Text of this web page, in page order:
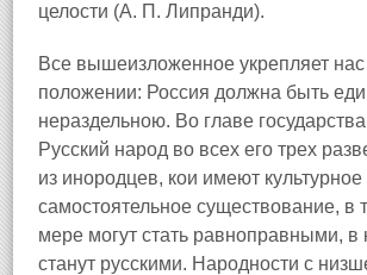
целости (А. П. Липранди).
Все вышеизложенное укрепляет
положении: Россия должна быть
нераздельною. Во главе
Русский народ во всех его трех
из инородцев, кои имеют
самостоятельное существование, в
мере могут стать равноправными, в
станут русскими. Народности с